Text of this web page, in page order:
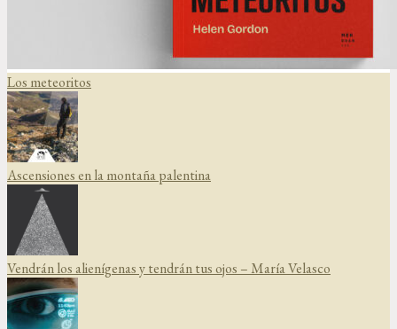
Los meteoritos
Ascensiones en la montaña palentina
Vendrán los alienígenas y tendrán tus ojos – María Velasco